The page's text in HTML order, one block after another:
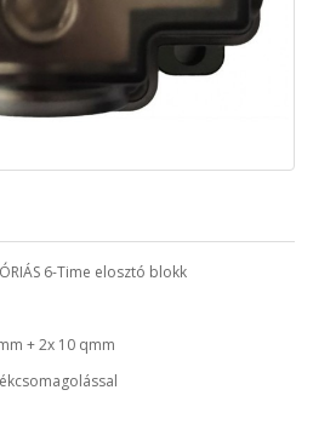
6-Time elosztó blokk
+ 2x 10 qmm